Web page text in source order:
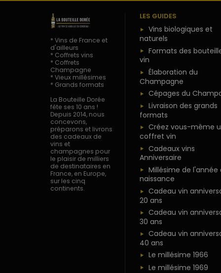
* Vins de France et
d'ailleurs
* Coffrets vins
* Coffrets
Champagne
* Vieux millésimes
* Grands formats
La Bouteille Dorée
fête ses 10 ans !
Depuis 2014, nous
concevons,
préparons et livrons
des cadeaux de
vins et
champagnes pour
le plaisir de milliers
de destinataires en
France, en Europe,
sur les cinq
continents.
LES GUIDES
Vins biologiques et
naturels
Formats des
vin
Élaboration du
Champagne
Cépages du
Livraison des grands
formats
Créez vous-même
coffret vin
Cadeaux vins
Anniversaire
Millésime de l'année
naissance
Cadeau vin
20 ans
Cadeau vin
30 ans
Cadeau vin
40 ans
Le millésime 1966
Le millésime 1969